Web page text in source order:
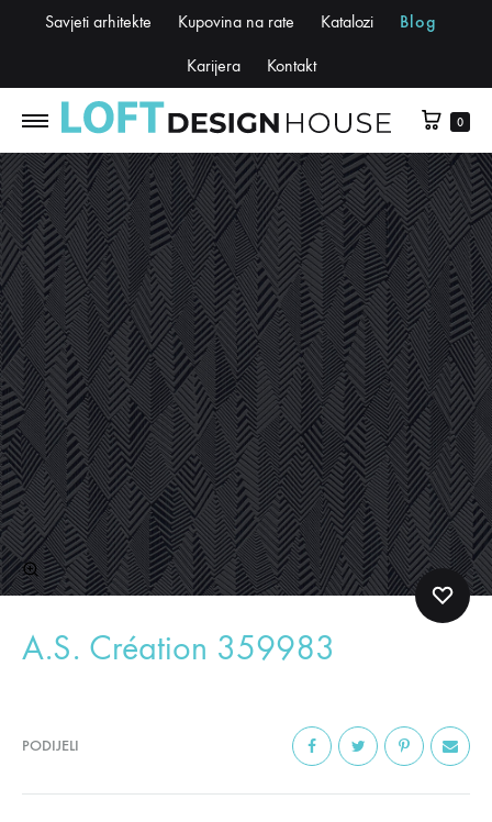
Savjeti arhitekte Kupovina na rate Katalozi Blog
Karijera Kontakt
0
A.S. Création 359983
PODIJELI